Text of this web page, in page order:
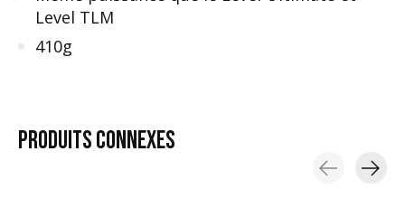
Level TLM
410g
PRODUITSCONNEXES